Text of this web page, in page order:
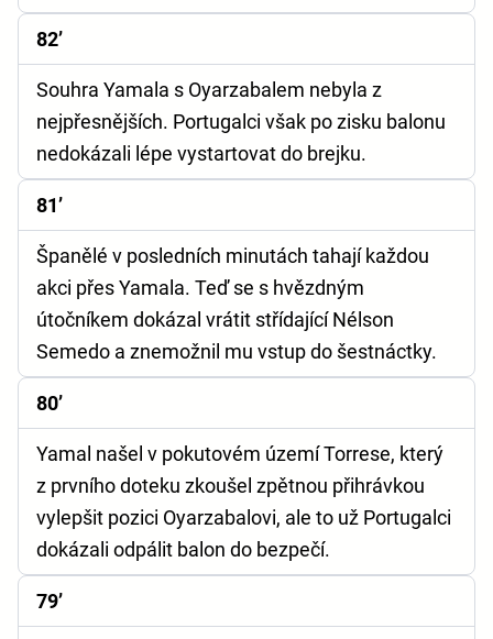
82’
Souhra Yamala s Oyarzabalem nebyla z
nejpřesnějších. Portugalci však po zisku balonu
nedokázali lépe vystartovat do brejku.
81’
Španělé v posledních minutách tahají každou
akci přes Yamala. Teď se s hvězdným
útočníkem dokázal vrátit střídající Nélson
Semedo a znemožnil mu vstup do šestnáctky.
80’
Yamal našel v pokutovém území Torrese, který
z prvního doteku zkoušel zpětnou přihrávkou
vylepšit pozici Oyarzabalovi, ale to už Portugalci
dokázali odpálit balon do bezpečí.
79’